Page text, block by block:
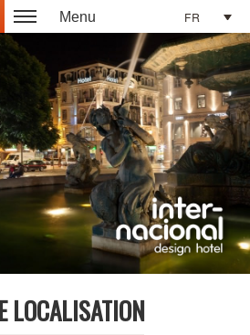
Menu FR
LOCALISATION